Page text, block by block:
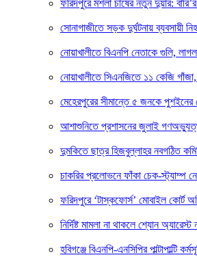
ফরিদপুরে মশলা চাষের নতুন দুয়ার:
সোনাগাজীতে সড়ক দুর্ঘটনায় ব্যবসায়ী
নোয়াখালীতে বিএনপি নেতাকে গুলি,
নোয়াখালীতে সিএনজিতে ১১ কেজি
মেহেরপুরের সীমান্তে ৫ জনকে পুশইনের
আশাশুনিতে প্রশাসনের জুলাই
দুমকিতে ছাত্র হিজবুল্লাহর নবগঠিত
চাকরির প্রলোভনে ফাঁকা চেক-স্ট্যাম্প
ফরিদপুরে ‘টাস্কফোর্স’ মোবাইল কোর্ট
নির্দিষ্ট মামলা না থাকলে শ্যোন
হবিগঞ্জে বিএনপি-এনসিপির পাল্টাপাল্টি